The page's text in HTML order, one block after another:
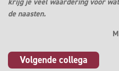
de naasten.
Volgende collega